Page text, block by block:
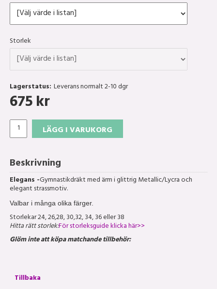
Storlek
Lagerstatus: Leverans normalt 2-10 dgr
675kr
LÄGG I VARUKORG
Beskrivning
Elegans -Gymnastikdräkt med ärm i glittrig Metallic/Lycra och
elegant strassmotiv.
Valbar i många olika färger.
Storlekar 24, 26,28, 30,32, 34, 36 eller 38
Hitta rätt storlek:För storleksguide klicka här>>
Glöm inte att köpa matchande tillbehör:
Tillbaka